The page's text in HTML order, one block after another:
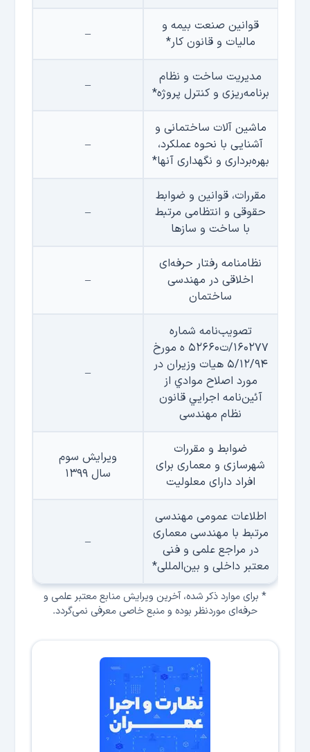
قوانین صنعت بیمه و
مالیات وقانون كار*
–
مدیریت ساخت و نظام
برنامه‌ریزی و كنترل پروژه*
–
ماشین آلات ساختمانی و
آشنایی با نحوه عملکرد،
بهره‌برداری و نگهداری آنها*
–
مقررات، قوانین و ضوابط
حقوقی و انتظامی مرتبط
با ساخت و سازها
–
نظامنامه رفتار حرفه‌ای
اخلاقی در مهندسی
ساختمان
–
تصويب‌نامه شماره
۱۶۰۲۷۷/ت۵۲۶۶۰ ه‌ مورخ
۵/۱۲/۹۴ هيات وزيران در
مورد اصلاح موادي از
آئين‌نامه اجرايي قانون
نظام مهندسی
–
ضوابط و مقررات
شهرسازی و معماری برای
افراد دارای معلوليت
ویرایش سوم
سال ۱۳۹۹
اطلاعات عمومی مهندسی
مرتبط با مهندسی معماری
در مراجع علمی و فنی
معتبر داخلی و بین‌المللی*
–
* برای موارد ذكر شده، آخرین ویرایش منابع معتبر علمی و
حرفه‌ای موردنظر بوده و منبع خاصی معرفی نمی‌گردد.